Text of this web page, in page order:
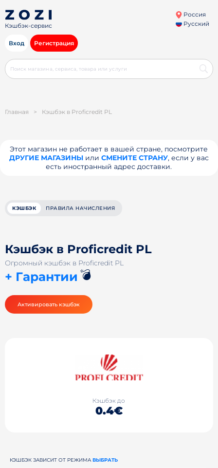
Кэшбэк-сервис
Россия
Русский
Вход Регистрация
Главная > Кэшбэк в Proficredit PL
Этот магазин не работает в вашей стране, посмотрите
ДРУГИЕ МАГАЗИНЫили СМЕНИТЕ СТРАНУ, если у вас
есть иностранный адрес доставки.
КЭШБЭК ПРАВИЛА НАЧИСЛЕНИЯ
Кэшбэк в Proficredit PL
Огромный кэшбэк в Proficredit PL
+ Гарантии 💣
Активировать кэшбэк
Кэшбэк до
0.4€
КЭШБЭК ЗАВИСИТ ОТ РЕЖИМА ВЫБРАТЬ